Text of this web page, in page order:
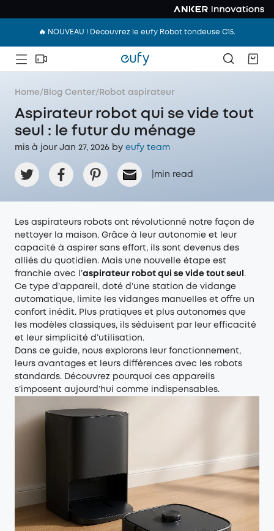
🔥 NOUVEAU ! Découvrez le eufy Robot tondeuse C15.
Home/ Blog Center/ Robot aspirateur
Aspirateur robot qui se vide tout
seul : le futur du ménage
mis à jour Jan 27, 2026 by eufy team
min read
Les aspirateurs robots ont révolutionné notre façon de
nettoyer la maison. Grâce à leur autonomie et leur
capacité à aspirer sans effort, ils sont devenus des
alliés du quotidien. Mais une nouvelle étape est
franchie avec l’aspirateur robot qui se vide tout seul .
Ce type d’appareil, doté d’une station de vidange
automatique, limite les vidanges manuelles et offre un
confort inédit. Plus pratiques et plus autonomes que
les modèles classiques, ils séduisent par leur efficacité
et leur simplicité d’utilisation.
Dans ce guide, nous explorons leur fonctionnement,
leurs avantages et leurs différences avec les robots
standards. Découvrez pourquoi ces appareils
s’imposent aujourd’hui comme indispensables.